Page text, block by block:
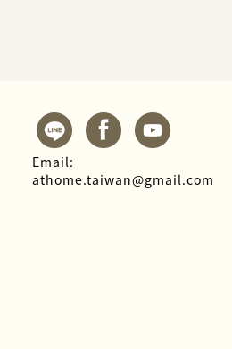
Email:
athome.taiwan@gmail.com